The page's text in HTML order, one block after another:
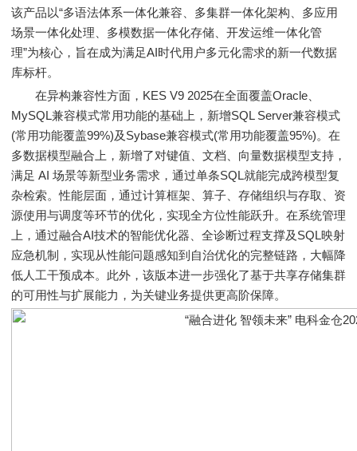
该产品以“多语法体系一体化兼容、多集群一体化架构、多应用
场景一体化处理、多模数据一体化存储、开发运维一体化管
理”为核心，旨在成为满足AI时代用户多元化需求的新一代数据
库标杆。
在异构兼容性方面，KES V9 2025在全面覆盖Oracle、
MySQL兼容模式常用功能的基础上，新增SQL Server兼容模式
(常用功能覆盖99%)及Sybase兼容模式(常用功能覆盖95%)。在
多数据模型融合上，新增了对键值、文档、向量数据模型支持，
满足 AI 场景等新型业务需求，通过单条SQL就能完成跨模型复
杂检索。性能层面，通过计算框架、算子、存储组织与存取、资
源使用与调度等环节的优化，实现全方位性能跃升。在系统管理
上，通过融合AI技术的智能优化器、全诊断过程支撑及SQL映射
应急机制，实现从性能问题感知到自治优化的完整链路，大幅降
低人工干预成本。此外，该版本进一步强化了基于共享存储集群
的可用性与扩展能力，为关键业务提供更高阶保障。